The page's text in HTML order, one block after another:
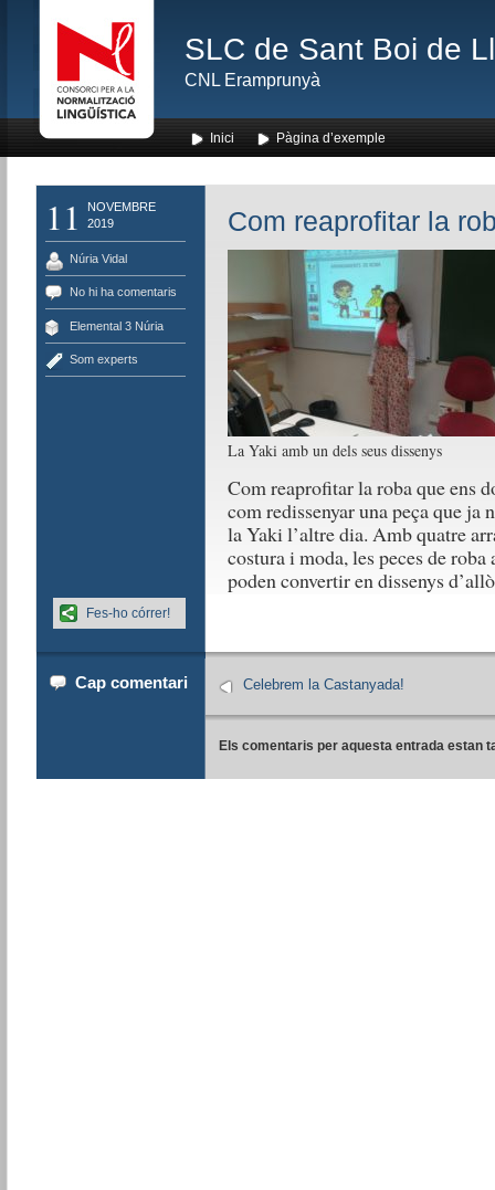
SLC de Sant Boi de
CNL Eramprunyà
Inici Pàgina d’exemple
11
NOVEMBRE
2019
Núria Vidal
No hi ha comentaris
Elemental 3 Núria
Som experts
Com reaprofitar la
La Yaki amb un dels seus dissenys
Com reaprofitar la roba que ens
com redissenyar una peça que ja
la Yaki l’altre dia. Amb quatre
costura i moda, les peces de
poden convertir en dissenys
Fes-ho córrer!
Cap comentari Celebrem la Castanyada!
Els comentaris per aquesta entrada estan